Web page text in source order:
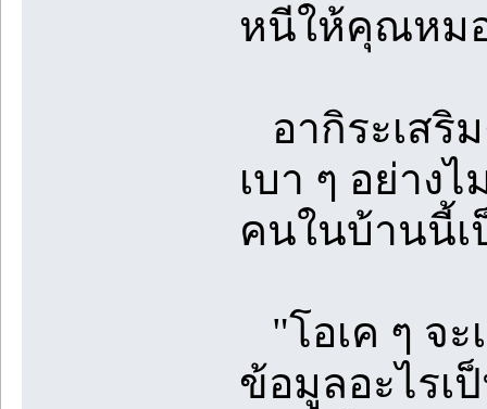
หนีให้คุณหม
อากิระเสริ
เบา ๆ อย่าง
คนในบ้านนี้เ
"โอเค ๆ จ
ข้อมูลอะไรเ